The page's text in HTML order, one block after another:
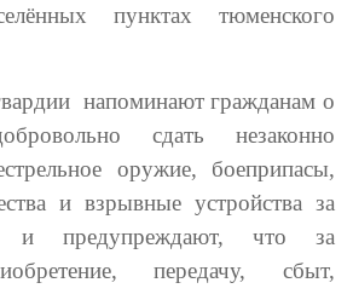
пунктах тюменского
напоминают гражданам о
сдать незаконно
оружие, боеприпасы,
и взрывные устройства за
и предупреждают, что за
передачу, сбыт,